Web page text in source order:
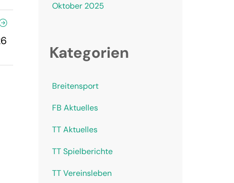
Oktober 2025
Kategorien
Breitensport
FB Aktuelles
TT Aktuelles
TT Spielberichte
TT Vereinsleben